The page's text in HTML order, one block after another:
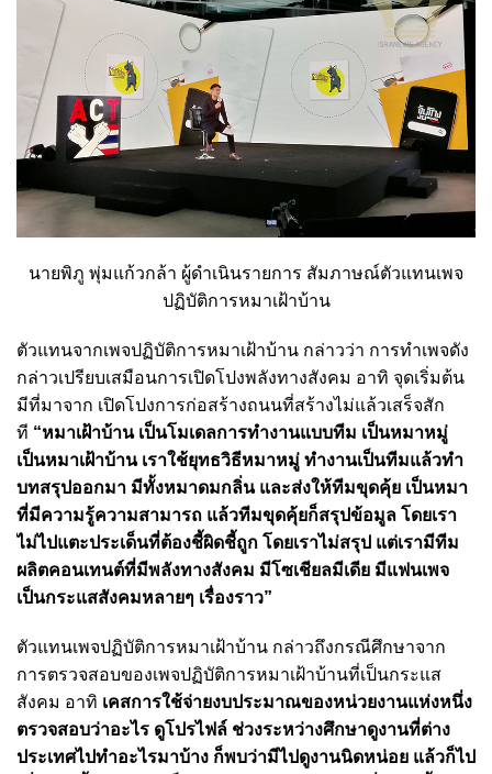
นายพิภู พุ่มแก้วกล้า ผู้ดำเนินรายการ สัมภาษณ์ตัวแทนเพจ
ปฏิบัติการหมาเฝ้าบ้าน
ตัวแทนจากเพจปฏิบัติการหมาเฝ้าบ้าน กล่าวว่า การทำเพจดัง
กล่าวเปรียบเสมือนการเปิดโปงพลังทางสังคม อาทิ จุดเริ่มต้น
มีที่มาจาก เปิดโปงการก่อสร้างถนนที่สร้างไม่แล้วเสร็จสัก
ที “หมาเฝ้าบ้าน เป็นโมเดลการทำงานแบบทีม เป็นหมาหมู่
เป็นหมาเฝ้าบ้าน เราใช้ยุทธวิธีหมาหมู่ ทำงานเป็นทีมแล้วทำ
บทสรุปออกมา มีทั้งหมาดมกลิ่น และส่งให้ทีมขุดคุ้ย เป็นหมา
ที่มีความรู้ความสามารถ แล้วทีมขุดคุ้ยก็สรุปข้อมูล โดยเรา
ไม่ไปแตะประเด็นที่ต้องชี้ผิดชี้ถูก โดยเราไม่สรุป แต่เรามีทีม
ผลิตคอนเทนต์ที่มีพลังทางสังคม มีโซเชียลมีเดีย มีแฟนเพจ
เป็นกระแสสังคมหลายๆ เรื่องราว”
ตัวแทนเพจปฏิบัติการหมาเฝ้าบ้าน กล่าวถึงกรณีศึกษาจาก
การตรวจสอบของเพจปฏิบัติการหมาเฝ้าบ้านที่เป็นกระแส
สังคม อาทิ เคสการใช้จ่ายงบประมาณของหน่วยงานแห่งหนึ่ง
ตรวจสอบว่าอะไร ดูโปรไฟล์ ช่วงระหว่างศึกษาดูงานที่ต่าง
ประเทศไปทำอะไรมาบ้าง ก็พบว่ามีไปดูงานนิดหน่อย แล้วก็ไป